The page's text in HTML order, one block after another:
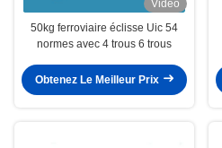
Vidéo
50kg ferroviaire éclisse Uic 54
normes avec 4 trous 6 trous
Obtenez Le Meilleur Prix